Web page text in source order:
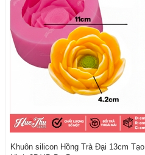
Khuôn silicon Hồng Trà Đại 13cm Tạo